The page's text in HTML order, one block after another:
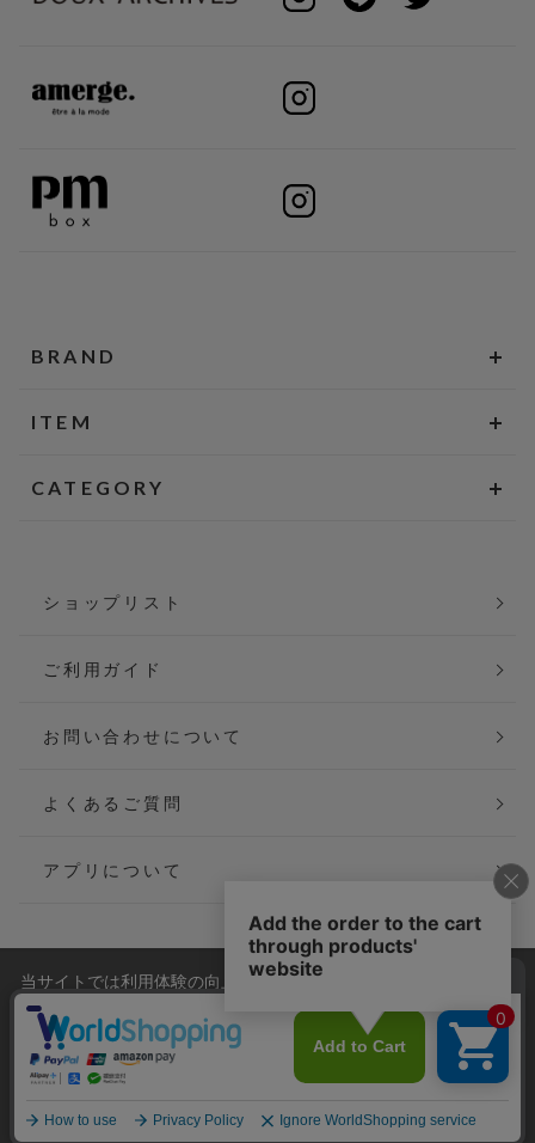
BRAND
ITEM
CATEGORY
ショップリスト
ご利用ガイド
お問い合わせについて
よくあるご質問
アプリについて
会社概要
ご利用規約
個人情報保護方針
当サイトでは利用体験の向上およびコンテンツの最適な提供、ト
ラフィックの分析を目的としてCookieを使用しています。
サイトの閲覧を継続された場合、Cookieの利用に同意したことも
のといたします。
詳細については
プライバシーポリシーをご確認ください。
承諾する